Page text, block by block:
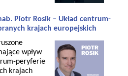
Piotr Rosik – Układ centrum-
krajach europejskich
wpływ
peryferie
krajach